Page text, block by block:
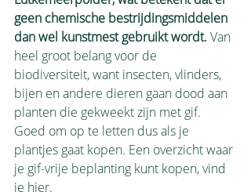
geen chemische bestrijdingsmiddelen
dan wel kunstmest gebruikt wordt. Van
heel groot belang voor de
biodiversiteit, want insecten, vlinders,
bijen en andere dieren gaan dood aan
planten die gekweekt zijn met gif.
Goed om op te letten dus als je
plantjes gaat kopen. Een overzicht waar
je gif-vrije beplanting kunt kopen, vind
je hier.